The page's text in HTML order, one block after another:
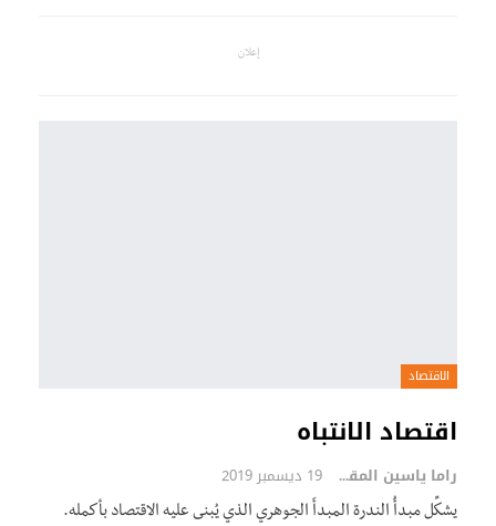
إعلان
الاقتصاد
اقتصاد الانتباه
راما ياسين المقوسي 19 ديسمبر 2019
يشكِّل مبدأُ الندرة المبدأَ الجوهري الذي يُبنى عليه الاقتصاد بأكمله.